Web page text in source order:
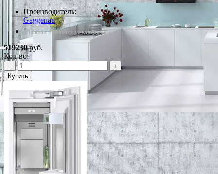
Производитель:
Gaggenau
*Наличие уточняйте у менеджера
519230руб.
Кол-во:
−
+
Купить